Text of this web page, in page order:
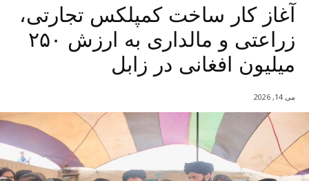
آغاز کار ساخت کمپلکس تجارتی،
زراعتی و مالداری به ارزش ۲۵۰
میلیون افغانی در زابل
می 14, 2026